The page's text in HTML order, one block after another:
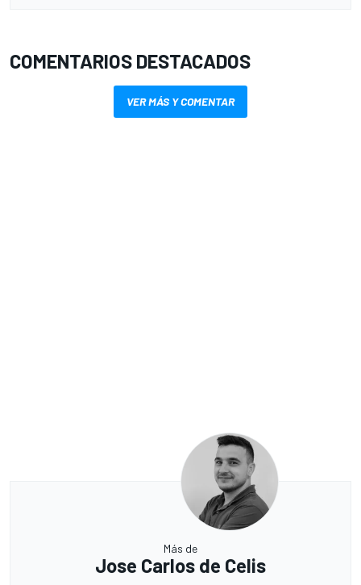
COMENTARIOS DESTACADOS
VER MÁS Y COMENTAR
Más de
Jose Carlos de Celis